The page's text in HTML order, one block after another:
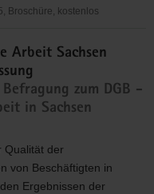
Broschüre, kostenlos
Arbeit Sachsen
Befragung zum DGB -
in Sachsen
Qualität der
von Beschäftigten in
Ergebnissen der